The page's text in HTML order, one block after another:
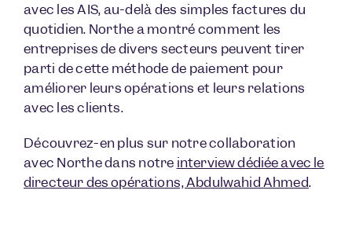
avec les AIS, au-delà des simples factures du
quotidien. Northe a montré comment les
entreprises de divers secteurs peuvent tirer
parti de cette méthode de paiement pour
améliorer leurs opérations et leurs relations
avec les clients.
Découvrez-en plus sur notre collaboration
avec Northe dans notre interview dédiée avec le
directeur des opérations, Abdulwahid Ahmed.